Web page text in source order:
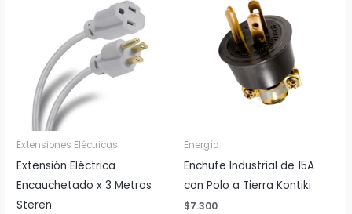
Extensiones Eléctricas
Extensión Eléctrica
Encauchetado x 3 Metros
Steren
Energía
Enchufe Industrial de 15A
con Polo a Tierra Kontiki
$7.300